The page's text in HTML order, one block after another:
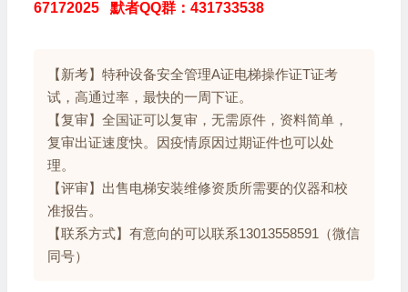
67172025 默者QQ群：431733538
【新考】特种设备安全管理A证电梯操作证T证考
试，高通过率，最快的一周下证。
【复审】全国证可以复审，无需原件，资料简单，
复审出证速度快。因疫情原因过期证件也可以处
理。
【评审】出售电梯安装维修资质所需要的仪器和校
准报告。
【联系方式】有意向的可以联系13013558591（微信
同号）